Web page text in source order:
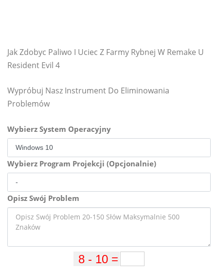
Jak Zdobyc Paliwo I Uciec Z Farmy Rybnej W Remake U
Resident Evil 4
Wypróbuj Nasz Instrument Do Eliminowania
Problemów
Wybierz System Operacyjny
Wybierz Program Projekcji (Opcjonalnie)
Opisz Swój Problem